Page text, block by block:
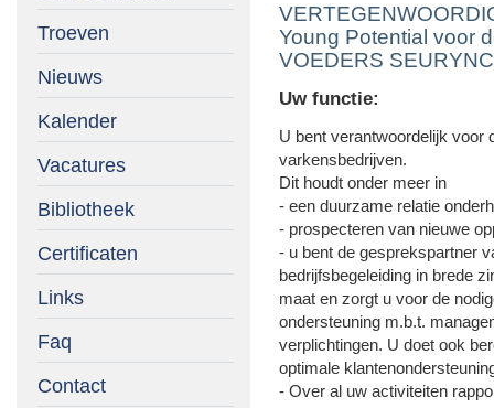
Troeven
Nieuws
Kalender
Vacatures
Bibliotheek
Certificaten
Links
Faq
Contact
Young Potential voor
VOEDERS
Uw functie:
U bent verantwoordelijk voor
varkensbedrijven.
Dit houdt onder meer in
- een duurzame relatie
- prospecteren van nieuwe
- u bent de gesprekspartner
bedrijfsbegeleiding in brede
maat en zorgt u voor de
ondersteuning m.b.t.
verplichtingen. U doet ook
optimale
- Over al uw activiteiten